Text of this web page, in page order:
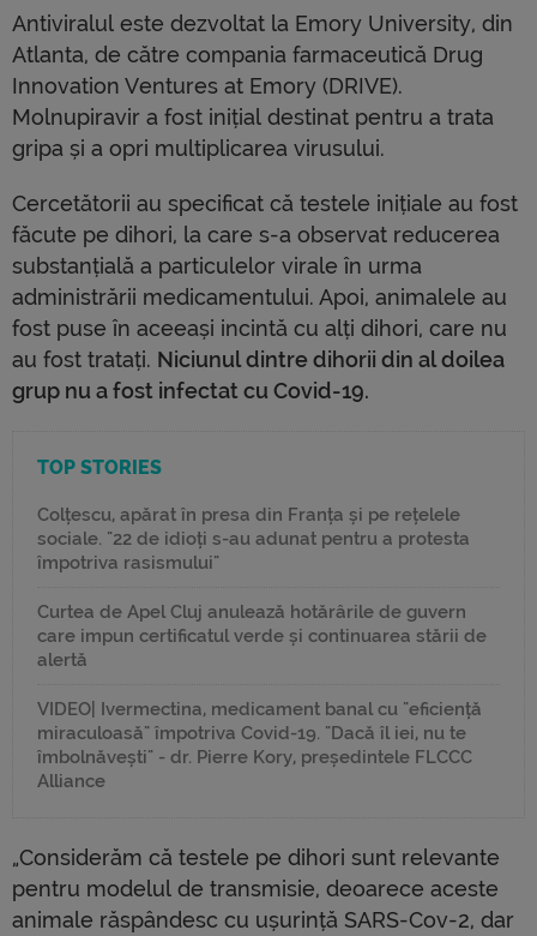
Antiviralul este dezvoltat la Emory University, din
Atlanta, de către compania farmaceutică Drug
Innovation Ventures at Emory (DRIVE).
Molnupiravir a fost inițial destinat pentru a trata
gripa și a opri multiplicarea virusului.
Cercetătorii au specificat că testele inițiale au fost
făcute pe dihori, la care s-a observat reducerea
substanțială a particulelor virale în urma
administrării medicamentului. Apoi, animalele au
fost puse în aceeași incintă cu alți dihori, care nu
au fost tratați. Niciunul dintre dihorii din al doilea
grup nu a fost infectat cu Covid-19.
TOP STORIES
Colțescu, apărat în presa din Franța și pe rețelele
sociale. "22 de idioți s-au adunat pentru a protesta
împotriva rasismului"
Curtea de Apel Cluj anulează hotărârile de guvern
care impun certificatul verde și continuarea stării de
alertă
VIDEO| Ivermectina, medicament banal cu "eficiență
miraculoasă" împotriva Covid-19. "Dacă îl iei, nu te
îmbolnăvești" - dr. Pierre Kory, președintele FLCCC
Alliance
„Considerăm că testele pe dihori sunt relevante
pentru modelul de transmisie, deoarece aceste
animale răspândesc cu ușurință SARS-Cov-2, dar